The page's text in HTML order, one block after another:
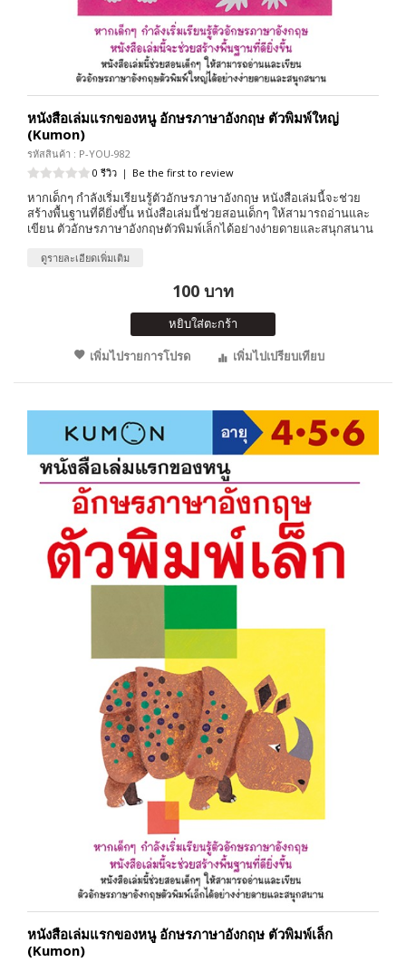
หนังสือเล่มแรกของหนู อักษรภาษาอังกฤษ ตัวพิมพ์ใหญ่
(Kumon)
รหัสสินค้า : P-YOU-982
0 รีวิว | Be the first to review
หากเด็กๆ กำลังเริ่มเรียนรู้ตัวอักษรภาษาอังกฤษ หนังสือเล่มนี้จะช่วย
สร้างพื้นฐานที่ดียิ่งขึ้น หนังสือเล่มนี้ช่วยสอนเด็กๆ ให้สามารถอ่านและ
เขียน ตัวอักษรภาษาอังกฤษตัวพิมพ์เล็กได้อย่างง่ายดายและสนุกสนาน
ดูรายละเอียดเพิ่มเติม
100 บาท
หยิบใส่ตะกร้า
เพิ่มไปรายการโปรด
เพิ่มไปเปรียบเทียบ
หนังสือเล่มแรกของหนู อักษรภาษาอังกฤษ ตัวพิมพ์เล็ก
(Kumon)